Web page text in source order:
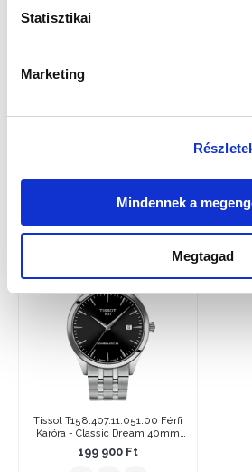
Statisztikai
Marketing
Mindennek a
Megtagad
199 900 Ft
Tissot T158.407.11.051.00 Férfi
Karóra - Classic Dream 40mm
Powermatic 80
199 900 Ft